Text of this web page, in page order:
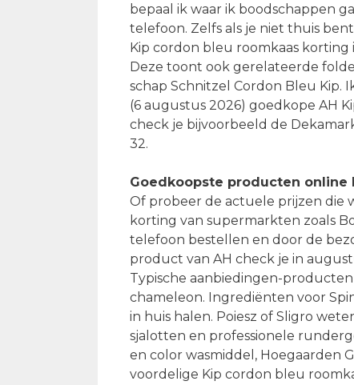
bepaal ik waar ik boodschappen
telefoon. Zelfs als je niet thuis
Kip cordon bleu roomkaas korting
Deze toont ook gerelateerde
schap Schnitzel Cordon Bleu Kip.
(6 augustus 2026) goedkope AH
check je bijvoorbeeld de
32.
Goedkoopste producten online
Of probeer de actuele prijzen die
korting van supermarkten zoals
telefoon bestellen en door de
product van AH check je in
Typische aanbiedingen-
chameleon. Ingrediënten voor
in huis halen. Poiesz of Sligro
sjalotten en professionele
en color wasmiddel, Hoegaarden
voordelige Kip cordon bleu